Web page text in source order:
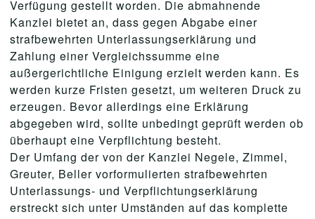
Verfügung gestellt worden. Die abmahnende
Kanzlei bietet an, dass gegen Abgabe einer
strafbewehrten Unterlassungserklärung und
Zahlung einer Vergleichssumme eine
außergerichtliche Einigung erzielt werden kann. Es
werden kurze Fristen gesetzt, um weiteren Druck zu
erzeugen. Bevor allerdings eine Erklärung
abgegeben wird, sollte unbedingt geprüft werden ob
überhaupt eine Verpflichtung besteht.
Der Umfang der von der Kanzlei Negele, Zimmel,
Greuter, Beller vorformulierten strafbewehrten
Unterlassungs- und Verpflichtungserklärung
erstreckt sich unter Umständen auf das komplette